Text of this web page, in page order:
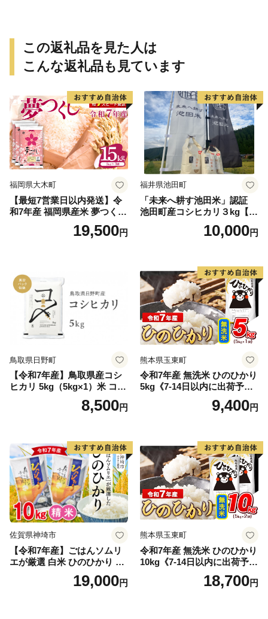
この返礼品を見た人は
こんな返礼品も見ています
福岡県大木町
【最短7営業日以内発送】令
和7年産 福岡県産米 夢つくし
15kg 精米 ※北海道・沖縄・
19,500円
福井県池田町
「未来へ耕す池田米」認証
池田町産コシヒカリ３kg【お
1人様につき３セットまで】
10,000円
鳥取県日野町
【令和7年産】鳥取県産コシ
ヒカリ 5kg（5kg×1）米 コシ
ヒカリ こしひかり お米 白米
精米 5キロ おこめ こめ コメ
野町産 Elevation
8,500円
熊本県玉東町
令和7年産 無洗米 ひのひかり
5kg《7-14日以内に出荷予定
(土日祝除く)》コメ 米 無洗米
高レビュー｜人気米 熊本県
9,400円
佐賀県神埼市
【令和7年産】ごはんソムリ
エが厳選 白米 ひのひかり 10
米 10kg 5kg×2 ひのひかり ブ
19,000円
熊本県玉東町
令和7年産 無洗米 ひのひかり
10kg《7-14日以内に出荷予定
(土日祝除く)》コメ 米 無洗米
令和7年産 高レビュー｜人気
18,700円